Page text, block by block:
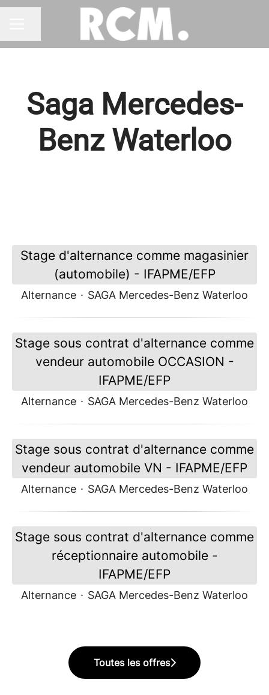
Partager la page
Saga Mercedes-
Benz Waterloo
Stage d'alternance comme magasinier
(automobile) - IFAPME/EFP
Alternance · SAGA Mercedes-Benz Waterloo
Stage sous contrat d'alternance comme
vendeur automobile OCCASION -
IFAPME/EFP
Alternance · SAGA Mercedes-Benz Waterloo
Stage sous contrat d'alternance comme
vendeur automobile VN - IFAPME/EFP
Alternance · SAGA Mercedes-Benz Waterloo
Stage sous contrat d'alternance comme
réceptionnaire automobile -
IFAPME/EFP
Alternance · SAGA Mercedes-Benz Waterloo
Toutes les offres